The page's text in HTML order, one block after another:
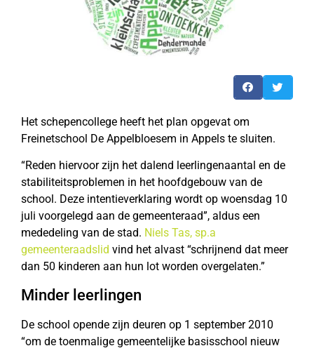
Het schepencollege heeft het plan opgevat om
Freinetschool De Appelbloesem in Appels te sluiten.
“Reden hiervoor zijn het dalend leerlingenaantal en de
stabiliteitsproblemen in het hoofdgebouw van de
school. Deze intentieverklaring wordt op woensdag 10
juli voorgelegd aan de gemeenteraad”, aldus een
mededeling van de stad. Niels Tas, sp.a
gemeenteraadslid vind het alvast “schrijnend dat meer
dan 50 kinderen aan hun lot worden overgelaten.”
Minder leerlingen
De school opende zijn deuren op 1 september 2010
“om de toenmalige gemeentelijke basisschool nieuw